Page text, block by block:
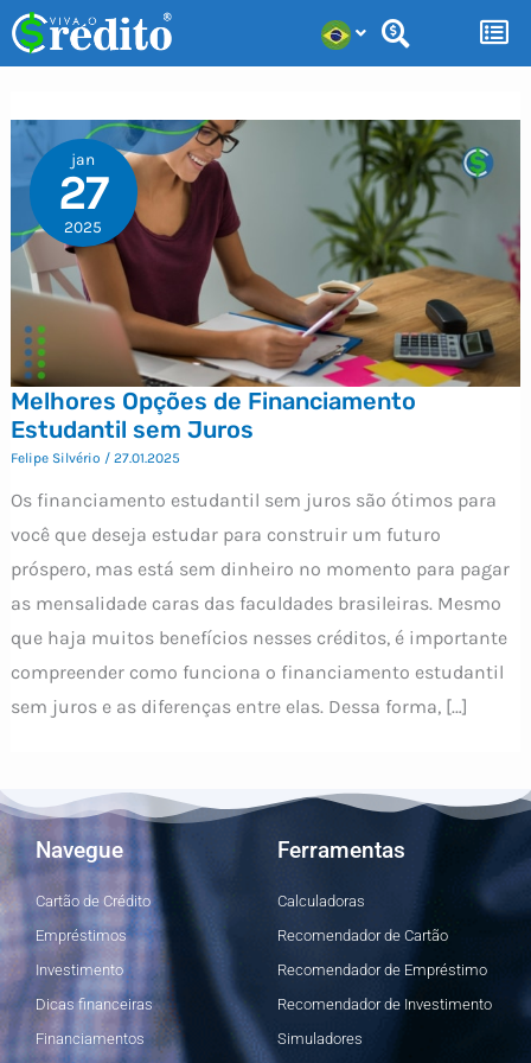
para
conteúdo
jan
27
2025
Melhores Opções de Financiamento
Estudantil sem Juros
Felipe Silvério / 27.01.2025
Os financiamento estudantil sem juros são ótimos para
você que deseja estudar para construir um futuro
próspero, mas está sem dinheiro no momento para pagar
as mensalidade caras das faculdades brasileiras. Mesmo
que haja muitos benefícios nesses créditos, é importante
compreender como funciona o financiamento estudantil
sem juros e as diferenças entre elas. Dessa forma, […]
Navegue
Cartão de Crédito
Empréstimos
Investimento
Dicas financeiras
Financiamentos
Ferramentas
Calculadoras
Recomendador de Cartão
Recomendador de Empréstimo
Recomendador de Investimento
Simuladores